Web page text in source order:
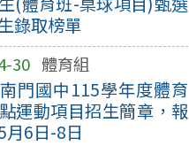
錄取榜單
30 體育組
門國中115學年度體育
運動項目招生簡章，報
月6日-8日